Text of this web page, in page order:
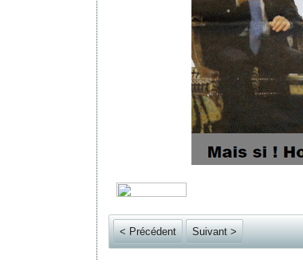
< Précédent Suivant >